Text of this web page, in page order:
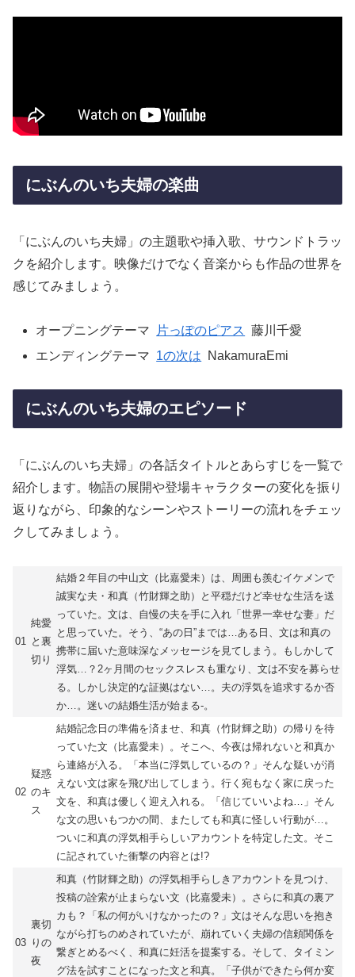
にぶんのいち夫婦の楽曲
「にぶんのいち夫婦」の主題歌や挿入歌、サウンドトラッ
クを紹介します。映像だけでなく音楽からも作品の世界を
感じてみましょう。
オープニングテーマ 片っぽのピアス 藤川千愛
エンディングテーマ 1の次は NakamuraEmi
にぶんのいち夫婦のエピソード
「にぶんのいち夫婦」の各話タイトルとあらすじを一覧で
紹介します。物語の展開や登場キャラクターの変化を振り
返りながら、印象的なシーンやストーリーの流れをチェッ
クしてみましょう。
01
純愛
と裏
切り
結婚２年目の中山文（比嘉愛未）は、周囲も羨むイケメンで
誠実な夫・和真（竹財輝之助）と平穏だけど幸せな生活を送
っていた。文は、自慢の夫を手に入れ「世界一幸せな妻」だ
と思っていた。そう、“あの日”までは…ある日、文は和真の
携帯に届いた意味深なメッセージを見てしまう。もしかして
浮気…？2ヶ月間のセックスレスも重なり、文は不安を募らせ
る。しかし決定的な証拠はない…。夫の浮気を追求するか否
か…。迷いの結婚生活が始まる-。
02
疑惑
のキ
ス
結婚記念日の準備を済ませ、和真（竹財輝之助）の帰りを待
っていた文（比嘉愛未）。そこへ、今夜は帰れないと和真か
ら連絡が入る。「本当に浮気しているの？」そんな疑いが消
えない文は家を飛び出してしまう。行く宛もなく家に戻った
文を、和真は優しく迎え入れる。「信じていいよね…」そん
な文の思いもつかの間、またしても和真に怪しい行動が…。
ついに和真の浮気相手らしいアカウントを特定した文。そこ
に記されていた衝撃の内容とは!?
03
裏切
りの
夜
和真（竹財輝之助）の浮気相手らしきアカウントを見つけ、
投稿の詮索が止まらない文（比嘉愛未）。さらに和真の裏ア
カも？「私の何がいけなかったの？」文はそんな思いを抱き
ながら打ちのめされていたが、崩れていく夫婦の信頼関係を
繋ぎとめるべく、和真に妊活を提案する。そして、タイミン
グ法を試すことになった文と和真。「子供ができたら何か変